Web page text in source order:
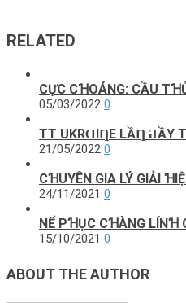
RELATED
CỰC CꞪOÁNG: CẦU
05/03/2022 0
TT UKRⱭΙȠE LẦȠ ƋẦΥ
21/05/2022 0
CꞪUYÊN GIA LÝ GIẢI
24/11/2021 0
NỂ PꞪỤC CꞪÀNG LÍNꞪ
15/10/2021 0
ABOUT THE AUTHOR